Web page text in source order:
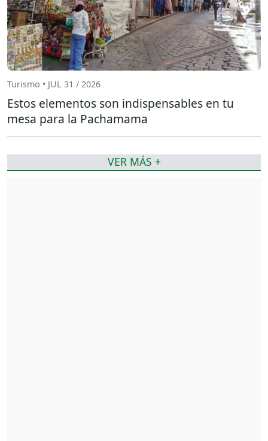
Turismo • JUL 31 / 2026
Estos elementos son indispensables en tu
mesa para la Pachamama
VER MÁS +